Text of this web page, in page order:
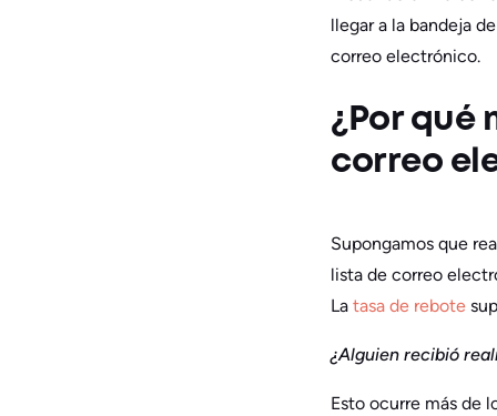
llegar a la bandeja
correo electrónico.
¿Por qué
correo
Supongamos que
lista de correo
La tasa de rebote
¿Alguien recibió
Esto ocurre más de